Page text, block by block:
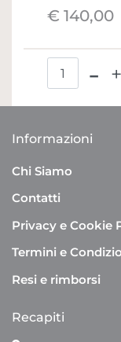
€ 140,00
Informazioni
Chi Siamo
Contatti
Privacy e Cookie
Termini e
Resi e rimborsi
Recapiti